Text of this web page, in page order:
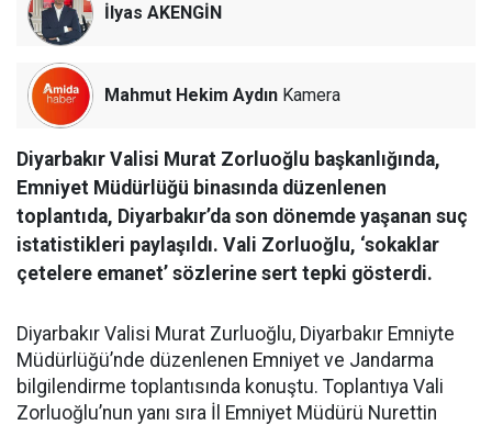
İlyas AKENGİN
Mahmut Hekim Aydın Kamera
Diyarbakır Valisi Murat Zorluoğlu başkanlığında,
Emniyet Müdürlüğü binasında düzenlenen
toplantıda, Diyarbakır’da son dönemde yaşanan suç
istatistikleri paylaşıldı. Vali Zorluoğlu, ‘sokaklar
çetelere emanet’ sözlerine sert tepki gösterdi.
Diyarbakır Valisi Murat Zurluoğlu, Diyarbakır Emniyte
Müdürlüğü’nde düzenlenen Emniyet ve Jandarma
bilgilendirme toplantısında konuştu. Toplantıya Vali
Zorluoğlu’nun yanı sıra İl Emniyet Müdürü Nurettin